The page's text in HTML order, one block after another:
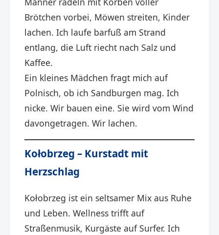
Brötchen vorbei, Möwen streiten, Kinder
lachen. Ich laufe barfuß am Strand
entlang, die Luft riecht nach Salz und
Kaffee.
Ein kleines Mädchen fragt mich auf
Polnisch, ob ich Sandburgen mag. Ich
nicke. Wir bauen eine. Sie wird vom Wind
davongetragen. Wir lachen.
Kołobrzeg – Kurstadt mit
Herzschlag
Kołobrzeg ist ein seltsamer Mix aus Ruhe
und Leben. Wellness trifft auf
Straßenmusik, Kurgäste auf Surfer. Ich